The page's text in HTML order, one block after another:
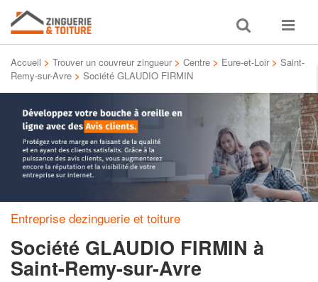
Toggle
search
Toggle
Accueil > Trouver un couvreur zingueur > Centre > Eure-et-Loir > Saint-
Remy-sur-Avre > Société GLAUDIO FIRMIN
Entreprise dezinguerie et toiture
Société GLAUDIO FIRMIN à
Saint-Remy-sur-Avre